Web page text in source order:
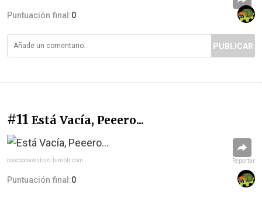
Puntuación final:0
PUBLICAR
#11 Está Vacía, Peeero...
coocoodawnbird.tumblr.com Reportar
Puntuación final:0